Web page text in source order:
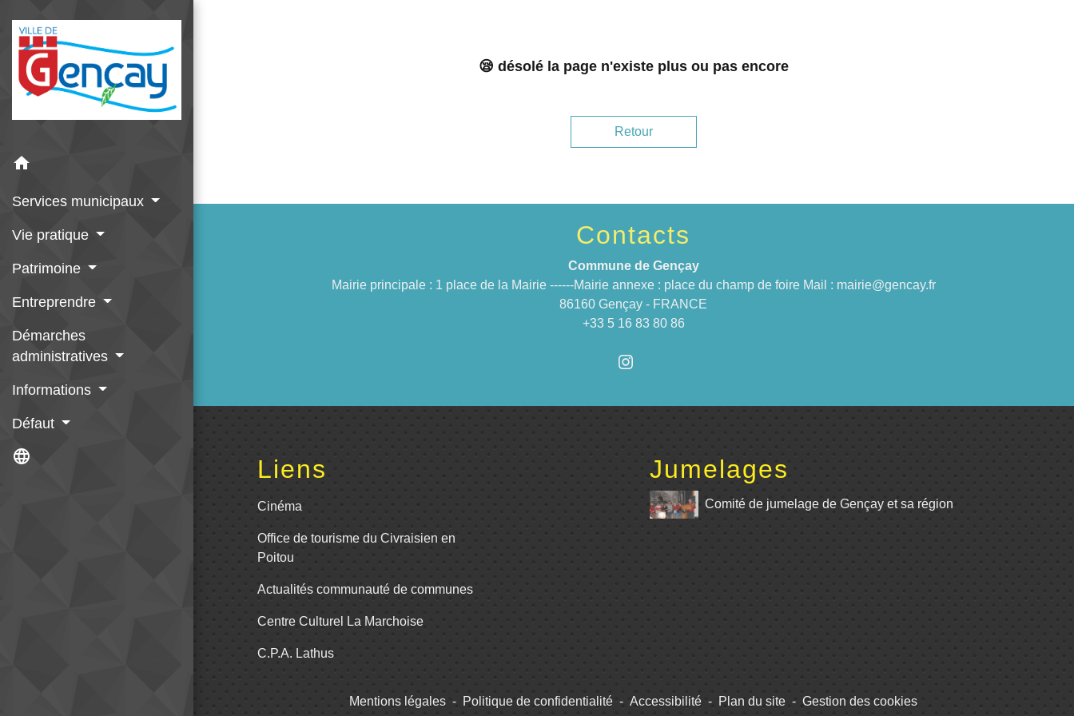
home
Services municipaux
Vie pratique
Patrimoine
Entreprendre
Démarches
administratives
Informations
Défaut
language
😪 désolé la page n'existe plus ou pas encore
Retour
Contacts
Commune de Gençay
Mairie principale : 1 place de la Mairie ------Mairie annexe : place du champ de foire Mail : mairie@gencay.fr
86160 Gençay - FRANCE
+33 5 16 83 80 86
Liens
Cinéma
Office de tourisme du Civraisien en
Poitou
Actualités communauté de communes
Centre Culturel La Marchoise
C.P.A. Lathus
Jumelages
Comité de jumelage de Gençay et sa région
Mentions légales - Politique de confidentialité - Accessibilité - Plan du site - Gestion des cookies